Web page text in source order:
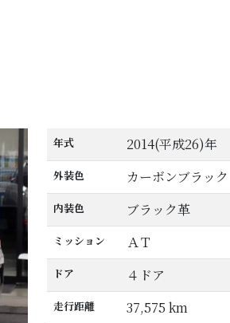
年式 2014(平成26)年
外装色 カーボンブラック
内装色 ブラック革
ミッション ＡＴ
ドア ４ドア
走行距離 37,575 km